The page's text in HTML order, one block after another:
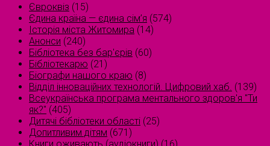
Євроквіз (15)
Єдина країна — єдина сім’я (574)
Історія міста Житомира (14)
Анонси (240)
Бібліотека без бар'єрів (60)
Бібліотекарю (21)
Біографи нашого краю (8)
Відділ інноваційних технологій. Цифровий хаб. (139)
Всеукраїнська програма ментального здоров'я "Ти
як?" (405)
Дитячі бібліотеки області (25)
Допитливим дітям (671)